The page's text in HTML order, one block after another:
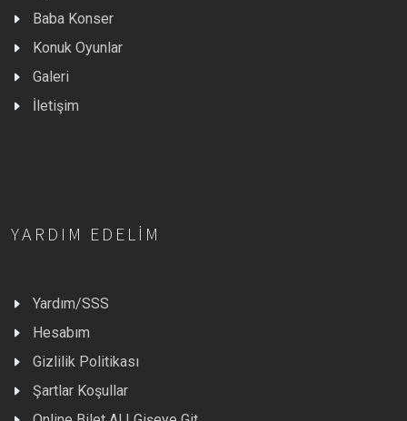
Baba Konser
Konuk Oyunlar
Galeri
İletişim
YARDIM EDELIM
Yardım/SSS
Hesabım
Gizlilik Politikası
Şartlar Koşullar